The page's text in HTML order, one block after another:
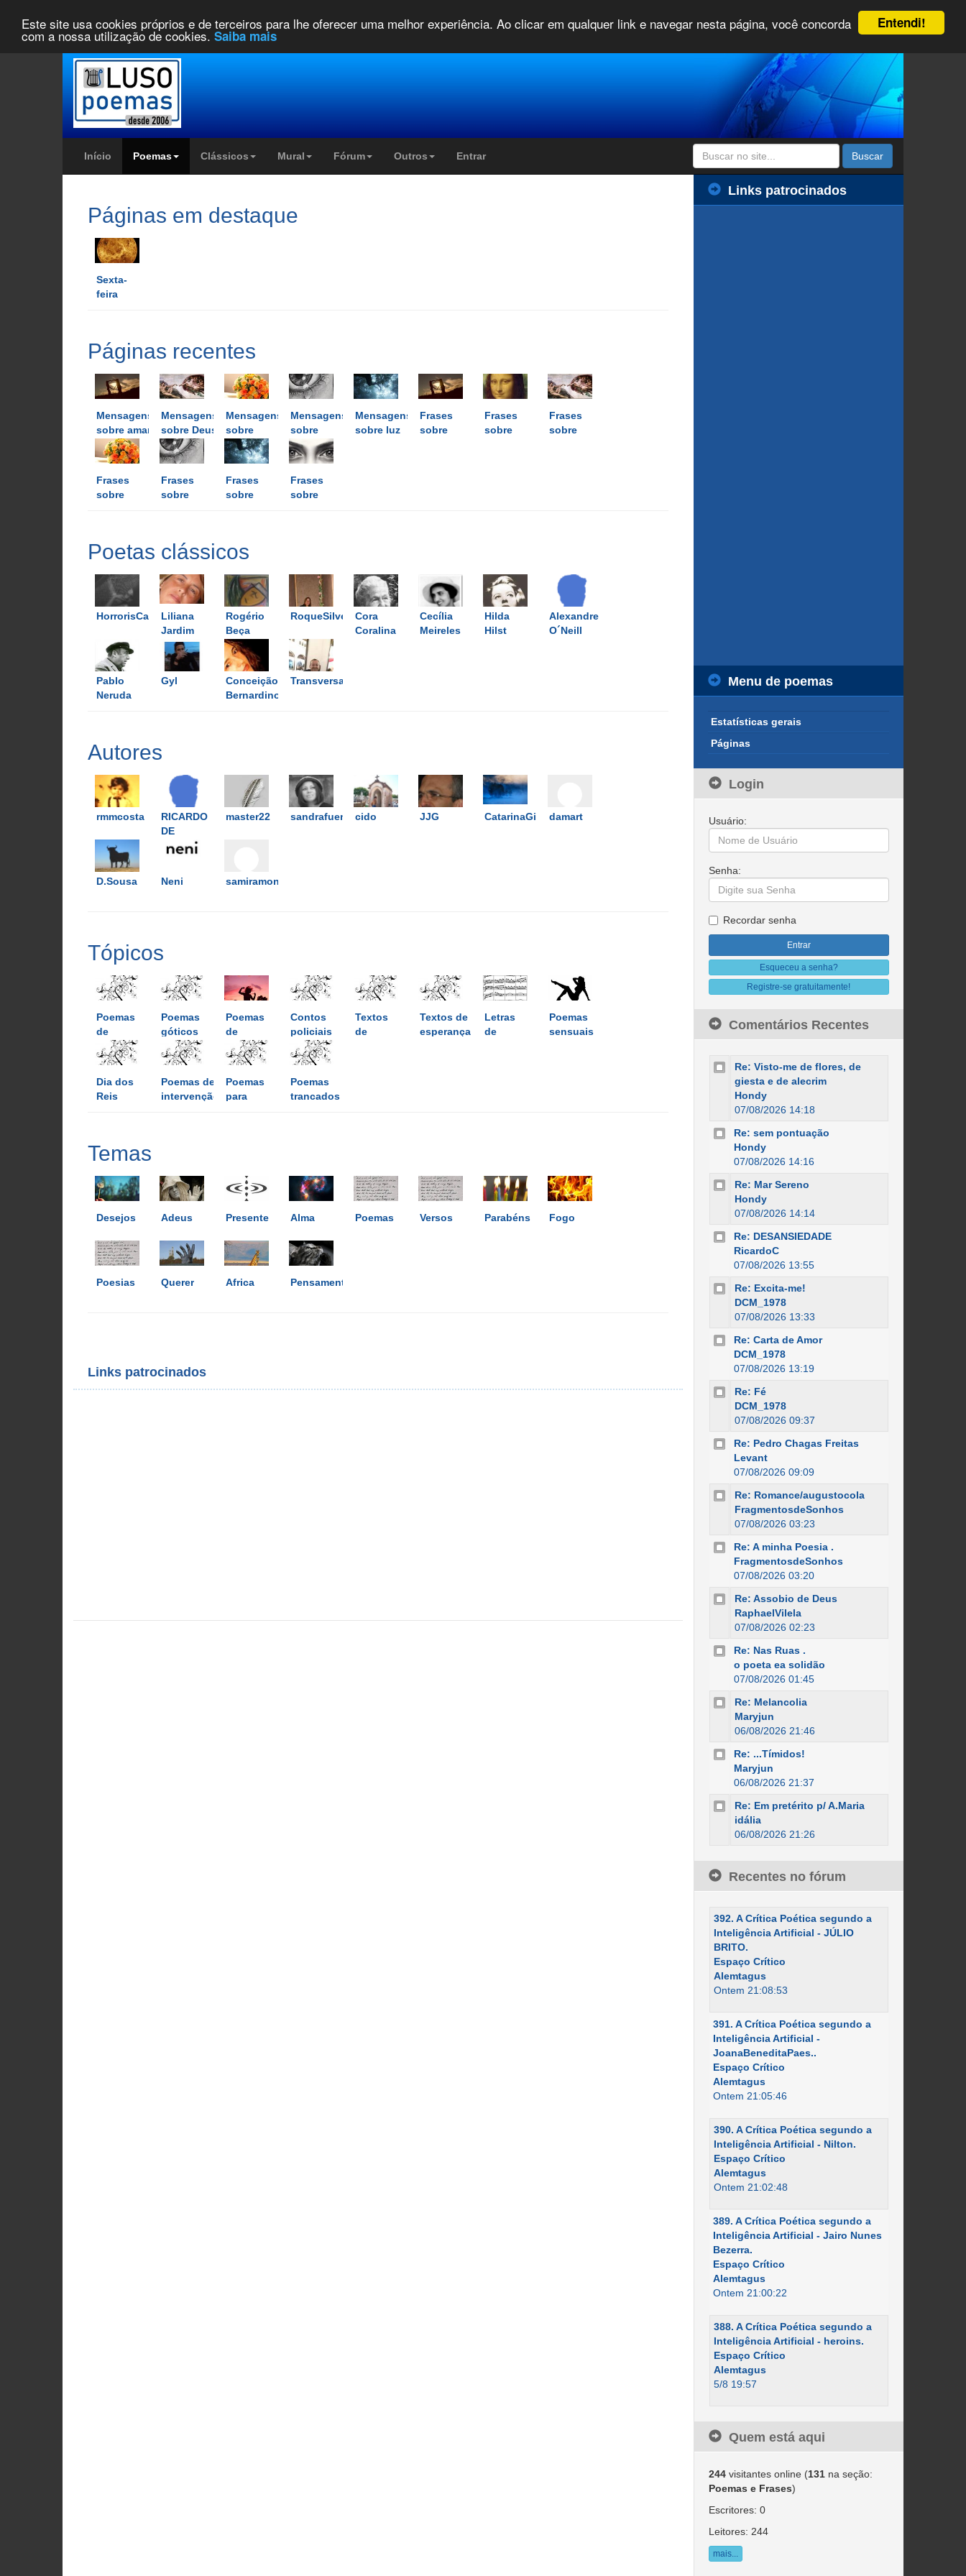
Entendi!
Este site usa cookies próprios e de terceiros para lhe oferecer uma melhor experiência. Ao clicar em qualquer link e navegar nesta página, você concorda
com a nossa utilização de cookies. Saiba mais
Início Poemas Clássicos Mural Fórum Outros Entrar Buscar
Páginas em destaque
Sexta-
feira
Páginas recentes
Mensagens
sobre amar
Mensagens
sobre Deus
Mensagens
sobre
flores
Mensagens
sobre
lágrimas
Mensagens
sobre luz
Frases
sobre
Frases
sobre
Frases
sobre
Frases
sobre
Frases
sobre
Frases
sobre
Frases
sobre
Poetas clássicos
HorrorisCausaLiliana
Jardim
Rogério
Beça
RoqueSilveiraCora
Coralina
Cecília
Meireles
Hilda
Hilst
Alexandre
O´Neill
Pablo
Neruda
Gyl
Conceição
Bernardino
Transversal
Autores
rmmcosta
RICARDO
DE
OLIVEIRA
master22 sandrafuentescido JJG CatarinaGilbertodamart
D.Sousa Neni samiramonteiro26
Tópicos
Poemas
de
tristeza
Poemas
góticos
Poemas
de
alegria
Contos
policiais
Textos
de
Textos de
esperança
Letras
de
Poemas
sensuais
Dia dos
Reis
Poemas de
intervenção
Poemas
para
Poemas
trancados
Temas
Desejos Adeus Presente Alma Poemas Versos Parabéns Fogo
Poesias Querer Africa Pensamento
Links patrocinados
Links patrocinados
Menu de poemas
Estatísticas gerais
Páginas
Login
Usuário:
Senha:
Recordar senha
Esqueceu a senha?
Registre-se gratuitamente!
Comentários Recentes
Re: Visto-me de flores, de
giesta e de alecrim
Hondy
07/08/2026 14:18
Re: sem pontuação
Hondy
07/08/2026 14:16
Re: Mar Sereno
Hondy
07/08/2026 14:14
Re: DESANSIEDADE
RicardoC
07/08/2026 13:55
Re: Excita-me!
DCM_1978
07/08/2026 13:33
Re: Carta de Amor
DCM_1978
07/08/2026 13:19
Re: Fé
DCM_1978
07/08/2026 09:37
Re: Pedro Chagas Freitas
Levant
07/08/2026 09:09
Re: Romance/augustocola
FragmentosdeSonhos
07/08/2026 03:23
Re: A minha Poesia .
FragmentosdeSonhos
07/08/2026 03:20
Re: Assobio de Deus
RaphaelVilela
07/08/2026 02:23
Re: Nas Ruas .
o poeta ea solidão
07/08/2026 01:45
Re: Melancolia
Maryjun
06/08/2026 21:46
Re: ...Tímidos!
Maryjun
06/08/2026 21:37
Re: Em pretérito p/ A.Maria
idália
06/08/2026 21:26
Recentes no fórum
392. A Crítica Poética segundo a
Inteligência Artificial - JÚLIO
BRITO.
Espaço Crítico
Alemtagus
Ontem 21:08:53
391. A Crítica Poética segundo a
Inteligência Artificial -
JoanaBeneditaPaes..
Espaço Crítico
Alemtagus
Ontem 21:05:46
390. A Crítica Poética segundo a
Inteligência Artificial - Nilton.
Espaço Crítico
Alemtagus
Ontem 21:02:48
389. A Crítica Poética segundo a
Inteligência Artificial - Jairo Nunes
Bezerra.
Espaço Crítico
Alemtagus
Ontem 21:00:22
388. A Crítica Poética segundo a
Inteligência Artificial - heroins.
Espaço Crítico
Alemtagus
5/8 19:57
Quem está aqui
244visitantes online (131na seção:
Poemas e Frases)
Escritores: 0
Leitores: 244
mais...